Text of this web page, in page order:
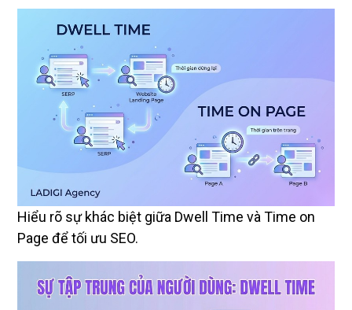
Hiểu rõ sự khác biệt giữa Dwell Time và Time on
Page để tối ưu SEO.